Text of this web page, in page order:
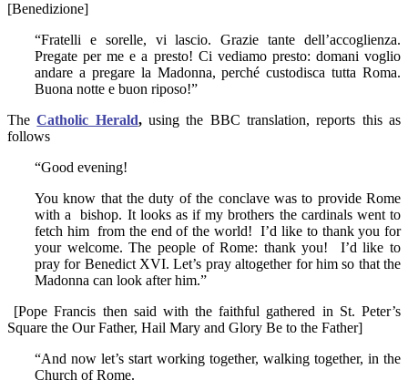
[Benedizione]
“Fratelli e sorelle, vi lascio. Grazie tante dell’accoglienza.
Pregate per me e a presto! Ci vediamo presto: domani voglio
andare a pregare la Madonna, perché custodisca tutta Roma.
Buona notte e buon riposo!”
TheCatholic Herald,using the BBC translation, reports this as
follows
“Good evening!
You know that the duty of the conclave was to provide Rome
with a bishop. It looks as if my brothers the cardinals went to
fetch him from the end of the world! I’d like to thank you for
your welcome. The people of Rome: thank you! I’d like to
pray for Benedict XVI. Let’s pray altogether for him so that the
Madonna can look after him.”
[Pope Francis then said with the faithful gathered in St. Peter’s
Square the Our Father, Hail Mary and Glory Be to the Father]
“And now let’s start working together, walking together, in the
Church of Rome.